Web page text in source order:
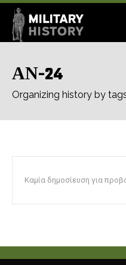
ΑΝ-24
Organizing history by
Καμία δημοσίευση για